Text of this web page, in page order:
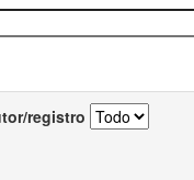
registro